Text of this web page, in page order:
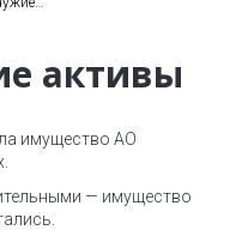
активы
имущество АО
— имущество